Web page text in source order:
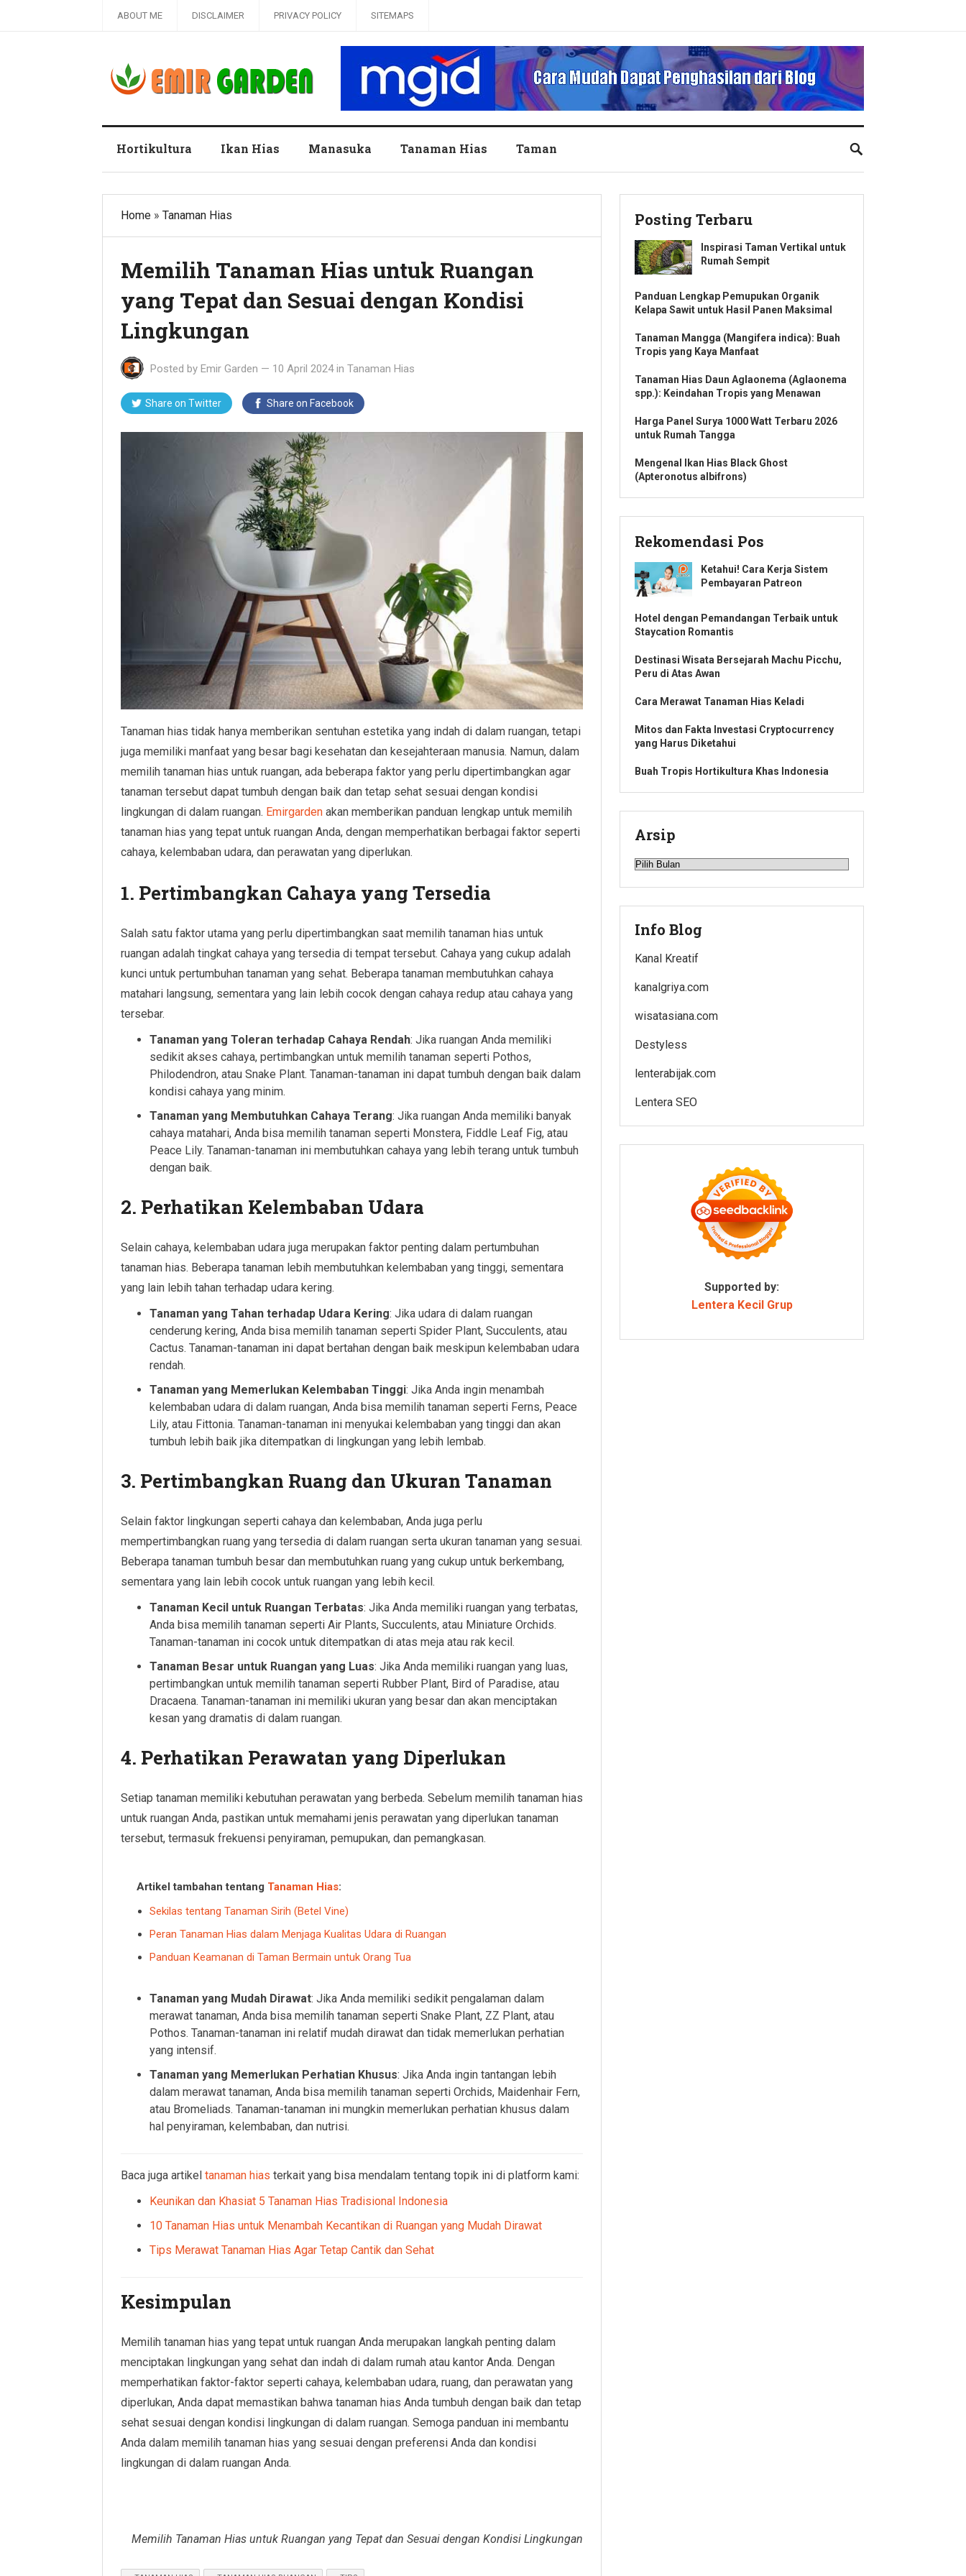
ABOUT ME DISCLAIMER PRIVACY POLICY SITEMAPS
Hortikultura Ikan Hias Manasuka Tanaman Hias Taman
Home » Tanaman Hias
Memilih Tanaman Hias untuk Ruangan
yang Tepat dan Sesuai dengan Kondisi
Lingkungan
Posted by Emir Garden — 10 April 2024 in Tanaman Hias
Share on Twitter Share on Facebook
Tanaman hias tidak hanya memberikan sentuhan estetika yang indah di dalam ruangan, tetapi
juga memiliki manfaat yang besar bagi kesehatan dan kesejahteraan manusia. Namun, dalam
memilih tanaman hias untuk ruangan, ada beberapa faktor yang perlu dipertimbangkan agar
tanaman tersebut dapat tumbuh dengan baik dan tetap sehat sesuai dengan kondisi
lingkungan di dalam ruangan. Emirgarden akan memberikan panduan lengkap untuk memilih
tanaman hias yang tepat untuk ruangan Anda, dengan memperhatikan berbagai faktor seperti
cahaya, kelembaban udara, dan perawatan yang diperlukan.
1. Pertimbangkan Cahaya yang Tersedia
Salah satu faktor utama yang perlu dipertimbangkan saat memilih tanaman hias untuk
ruangan adalah tingkat cahaya yang tersedia di tempat tersebut. Cahaya yang cukup adalah
kunci untuk pertumbuhan tanaman yang sehat. Beberapa tanaman membutuhkan cahaya
matahari langsung, sementara yang lain lebih cocok dengan cahaya redup atau cahaya yang
tersebar.
Tanaman yang Toleran terhadap Cahaya Rendah: Jika ruangan Anda memiliki
sedikit akses cahaya, pertimbangkan untuk memilih tanaman seperti Pothos,
Philodendron, atau Snake Plant. Tanaman-tanaman ini dapat tumbuh dengan baik dalam
kondisi cahaya yang minim.
Tanaman yang Membutuhkan Cahaya Terang: Jika ruangan Anda memiliki banyak
cahaya matahari, Anda bisa memilih tanaman seperti Monstera, Fiddle Leaf Fig, atau
Peace Lily. Tanaman-tanaman ini membutuhkan cahaya yang lebih terang untuk tumbuh
dengan baik.
2. Perhatikan Kelembaban Udara
Selain cahaya, kelembaban udara juga merupakan faktor penting dalam pertumbuhan
tanaman hias. Beberapa tanaman lebih membutuhkan kelembaban yang tinggi, sementara
yang lain lebih tahan terhadap udara kering.
Tanaman yang Tahan terhadap Udara Kering: Jika udara di dalam ruangan
cenderung kering, Anda bisa memilih tanaman seperti Spider Plant, Succulents, atau
Cactus. Tanaman-tanaman ini dapat bertahan dengan baik meskipun kelembaban udara
rendah.
Tanaman yang Memerlukan Kelembaban Tinggi: Jika Anda ingin menambah
kelembaban udara di dalam ruangan, Anda bisa memilih tanaman seperti Ferns, Peace
Lily, atau Fittonia. Tanaman-tanaman ini menyukai kelembaban yang tinggi dan akan
tumbuh lebih baik jika ditempatkan di lingkungan yang lebih lembab.
3. Pertimbangkan Ruang dan Ukuran Tanaman
Selain faktor lingkungan seperti cahaya dan kelembaban, Anda juga perlu
mempertimbangkan ruang yang tersedia di dalam ruangan serta ukuran tanaman yang sesuai.
Beberapa tanaman tumbuh besar dan membutuhkan ruang yang cukup untuk berkembang,
sementara yang lain lebih cocok untuk ruangan yang lebih kecil.
Tanaman Kecil untuk Ruangan Terbatas: Jika Anda memiliki ruangan yang terbatas,
Anda bisa memilih tanaman seperti Air Plants, Succulents, atau Miniature Orchids.
Tanaman-tanaman ini cocok untuk ditempatkan di atas meja atau rak kecil.
Tanaman Besar untuk Ruangan yang Luas: Jika Anda memiliki ruangan yang luas,
pertimbangkan untuk memilih tanaman seperti Rubber Plant, Bird of Paradise, atau
Dracaena. Tanaman-tanaman ini memiliki ukuran yang besar dan akan menciptakan
kesan yang dramatis di dalam ruangan.
4. Perhatikan Perawatan yang Diperlukan
Setiap tanaman memiliki kebutuhan perawatan yang berbeda. Sebelum memilih tanaman hias
untuk ruangan Anda, pastikan untuk memahami jenis perawatan yang diperlukan tanaman
tersebut, termasuk frekuensi penyiraman, pemupukan, dan pemangkasan.
Artikel tambahan tentang Tanaman Hias:
Sekilas tentang Tanaman Sirih (Betel Vine)
Peran Tanaman Hias dalam Menjaga Kualitas Udara di Ruangan
Panduan Keamanan di Taman Bermain untuk Orang Tua
Tanaman yang Mudah Dirawat: Jika Anda memiliki sedikit pengalaman dalam
merawat tanaman, Anda bisa memilih tanaman seperti Snake Plant, ZZ Plant, atau
Pothos. Tanaman-tanaman ini relatif mudah dirawat dan tidak memerlukan perhatian
yang intensif.
Tanaman yang Memerlukan Perhatian Khusus: Jika Anda ingin tantangan lebih
dalam merawat tanaman, Anda bisa memilih tanaman seperti Orchids, Maidenhair Fern,
atau Bromeliads. Tanaman-tanaman ini mungkin memerlukan perhatian khusus dalam
hal penyiraman, kelembaban, dan nutrisi.
Baca juga artikel tanaman hias terkait yang bisa mendalam tentang topik ini di platform kami:
Keunikan dan Khasiat 5 Tanaman Hias Tradisional Indonesia
10 Tanaman Hias untuk Menambah Kecantikan di Ruangan yang Mudah Dirawat
Tips Merawat Tanaman Hias Agar Tetap Cantik dan Sehat
Kesimpulan
Memilih tanaman hias yang tepat untuk ruangan Anda merupakan langkah penting dalam
menciptakan lingkungan yang sehat dan indah di dalam rumah atau kantor Anda. Dengan
memperhatikan faktor-faktor seperti cahaya, kelembaban udara, ruang, dan perawatan yang
diperlukan, Anda dapat memastikan bahwa tanaman hias Anda tumbuh dengan baik dan tetap
sehat sesuai dengan kondisi lingkungan di dalam ruangan. Semoga panduan ini membantu
Anda dalam memilih tanaman hias yang sesuai dengan preferensi Anda dan kondisi
lingkungan di dalam ruangan Anda.
Memilih Tanaman Hias untuk Ruangan yang Tepat dan Sesuai dengan Kondisi Lingkungan
Posting Terbaru
Inspirasi Taman Vertikal untuk
Rumah Sempit
Panduan Lengkap Pemupukan Organik
Kelapa Sawit untuk Hasil Panen Maksimal
Tanaman Mangga (Mangifera indica): Buah
Tropis yang Kaya Manfaat
Tanaman Hias Daun Aglaonema (Aglaonema
spp.): Keindahan Tropis yang Menawan
Harga Panel Surya 1000 Watt Terbaru 2026
untuk Rumah Tangga
Mengenal Ikan Hias Black Ghost
(Apteronotus albifrons)
Rekomendasi Pos
Ketahui! Cara Kerja Sistem
Pembayaran Patreon
Hotel dengan Pemandangan Terbaik untuk
Staycation Romantis
Destinasi Wisata Bersejarah Machu Picchu,
Peru di Atas Awan
Cara Merawat Tanaman Hias Keladi
Mitos dan Fakta Investasi Cryptocurrency
yang Harus Diketahui
Buah Tropis Hortikultura Khas Indonesia
Arsip
Arsip
Info Blog
Kanal Kreatif
kanalgriya.com
wisatasiana.com
Destyless
lenterabijak.com
Lentera SEO
Supported by:
Lentera Kecil Grup